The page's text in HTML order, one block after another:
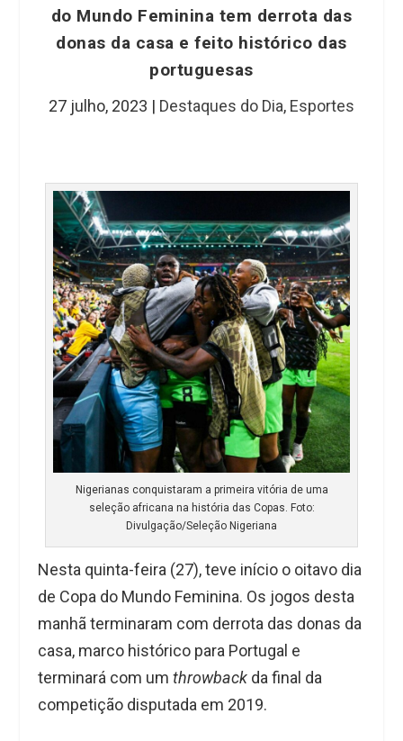
do Mundo Feminina tem derrota das
donas da casa e feito histórico das
portuguesas
27 julho, 2023 | Destaques do Dia, Esportes
Nigerianas conquistaram a primeira vitória de uma
seleção africana na história das Copas. Foto:
Divulgação/Seleção Nigeriana
Nesta quinta-feira (27), teve início o oitavo dia
de Copa do Mundo Feminina. Os jogos desta
manhã terminaram com derrota das donas da
casa, marco histórico para Portugal e
terminará com umthrowback da final da
competição disputada em 2019.